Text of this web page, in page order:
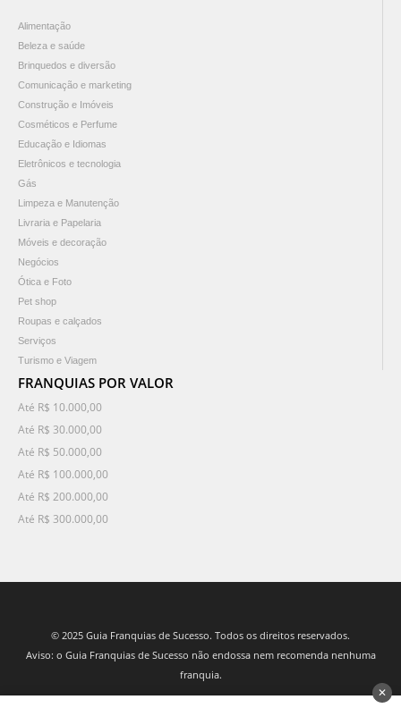
Alimentação
Beleza e saúde
Brinquedos e diversão
Comunicação e marketing
Construção e Imóveis
Cosméticos e Perfume
Educação e Idiomas
Eletrônicos e tecnologia
Gás
Limpeza e Manutenção
Livraria e Papelaria
Móveis e decoração
Negócios
Ótica e Foto
Pet shop
Roupas e calçados
Serviços
Turismo e Viagem
FRANQUIAS POR VALOR
Até R$ 10.000,00
Até R$ 30.000,00
Até R$ 50.000,00
Até R$ 100.000,00
Até R$ 200.000,00
Até R$ 300.000,00
© 2025 Guia Franquias de Sucesso. Todos os direitos reservados.
Aviso: o Guia Franquias de Sucesso não endossa nem recomenda nenhuma
franquia.
✕